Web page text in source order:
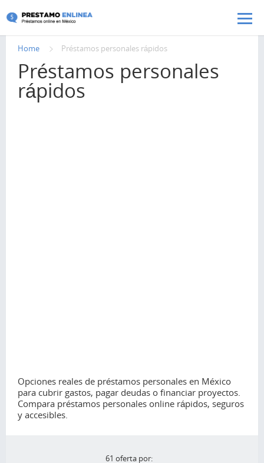
Pasar al contenido principal
Home Préstamos personales rápidos
Préstamos personales
rápidos
Opciones reales de préstamos personales en México
para cubrir gastos, pagar deudas o financiar proyectos.
Compara préstamos personales online rápidos, seguros
y accesibles.
61 oferta por: